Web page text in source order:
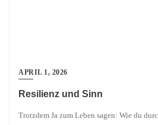
APRIL 1, 2026
Resilienz und Sinn
Trotzdem Ja zum Leben sagen: Wie du